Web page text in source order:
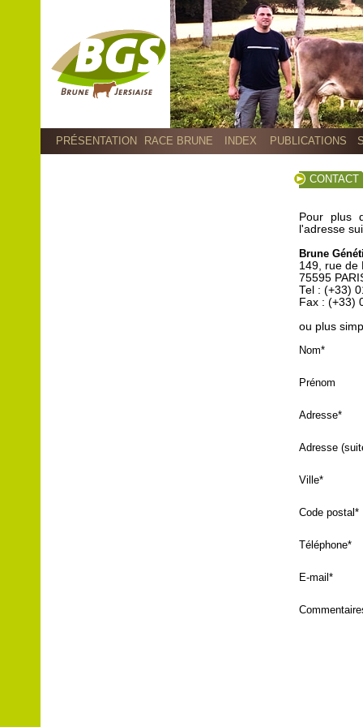
PRÉSENTATION RACE BRUNE INDEX PUBLICATIONS
CONTACT
Pour plus
l'adresse
Brune
149, rue de
75595
Tel : (+33)
Fax : (+33)
ou plus
Nom*
Prénom
Adresse*
Adresse
Ville*
Code postal*
Téléphone*
E-mail*